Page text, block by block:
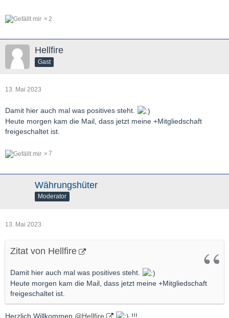
2
Hellfire
Gast
13. Mai 2023
Damit hier auch mal was positives steht.
Heute morgen kam die Mail, dass jetzt meine +Mitgliedschaft
freigeschaltet ist.
7
Währungshüter
Moderator
13. Mai 2023
Zitat von Hellfire
Damit hier auch mal was positives steht.
Heute morgen kam die Mail, dass jetzt meine +Mitgliedschaft
freigeschaltet ist.
Herzlich Willkommen @Hellfire !!!